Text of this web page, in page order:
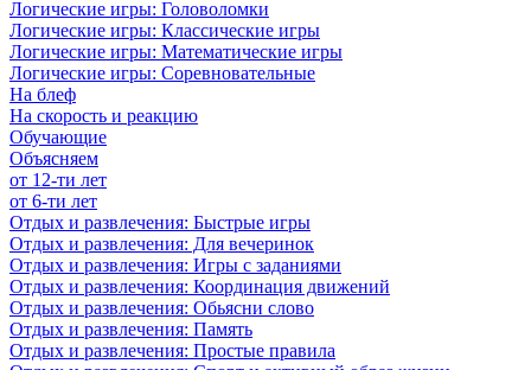
Логические игры: Головоломки
Логические игры: Классические игры
Логические игры: Математические игры
Логические игры: Соревновательные
На блеф
На скорость и реакцию
Обучающие
Объясняем
от 12-ти лет
от 6-ти лет
Отдых и развлечения: Быстрые игры
Отдых и развлечения: Для вечеринок
Отдых и развлечения: Игры с заданиями
Отдых и развлечения: Координация движений
Отдых и развлечения: Обьясни слово
Отдых и развлечения: Память
Отдых и развлечения: Простые правила